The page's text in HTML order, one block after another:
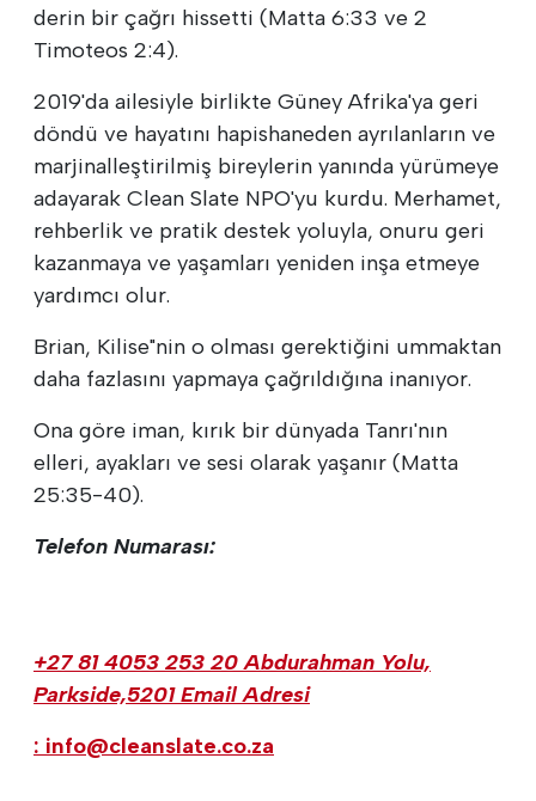
derin bir çağrı hissetti (Matta 6:33 ve 2
Timoteos 2:4).
2019'da ailesiyle birlikte Güney Afrika'ya geri
döndü ve hayatını hapishaneden ayrılanların ve
marjinalleştirilmiş bireylerin yanında yürümeye
adayarak Clean Slate NPO'yu kurdu. Merhamet,
rehberlik ve pratik destek yoluyla, onuru geri
kazanmaya ve yaşamları yeniden inşa etmeye
yardımcı olur.
Brian, Kilise"nin o olması gerektiğini ummaktan
daha fazlasını yapmaya çağrıldığına inanıyor.
Ona göre iman, kırık bir dünyada Tanrı'nın
elleri, ayakları ve sesi olarak yaşanır (Matta
25:35-40).
Telefon Numarası:
+27 81 4053 253 20 Abdurahman Yolu,
Parkside,5201 Email Adresi
: info@cleanslate.co.za